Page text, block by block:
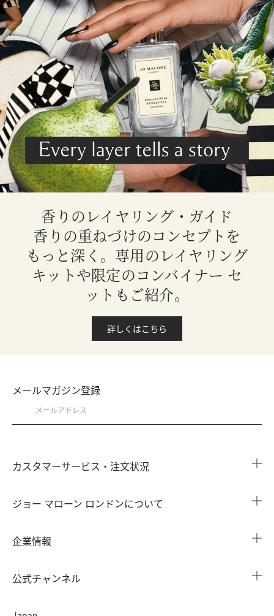
香りのレイヤリング・ガイド
香りの重ねづけのコンセプトを
もっと深く。専用のレイヤリング
キットや限定のコンバイナー セ
ットもご紹介。
詳しくはこちら
メールマガジン登録
カスタマーサービス・注文状況
会員情報
注文履歴
ジョー マローン ロンドンについて
カウンターサービス予約
企業情報
公式チャンネル